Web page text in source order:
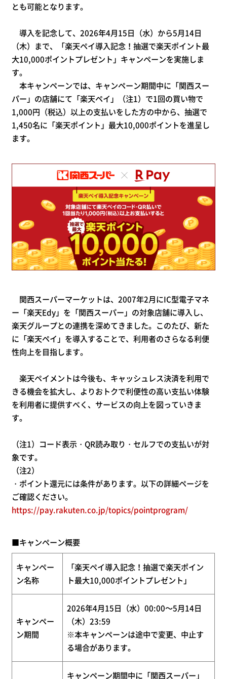
とも可能となります。
導入を記念して、2026年4月15日（水）から5月14日
（木）まで、「楽天ペイ導入記念！抽選で楽天ポイント最
大10,000ポイントプレゼント」キャンペーンを実施しま
す。
本キャンペーンでは、キャンペーン期間中に「関西スー
パー」の店舗にて「楽天ペイ」（注1）で1回の買い物で
1,000円（税込）以上の支払いをした方の中から、抽選で
1,450名に「楽天ポイント」最大10,000ポイントを進呈し
ます。
関西スーパーマーケットは、2007年2月にIC型電子マネ
ー「楽天Edy」を「関西スーパー」の対象店舗に導入し、
楽天グループとの連携を深めてきました。このたび、新た
に「楽天ペイ」を導入することで、利用者のさらなる利便
性向上を目指します。
楽天ペイメントは今後も、キャッシュレス決済を利用で
きる機会を拡大し、よりおトクで利便性の高い支払い体験
を利用者に提供すべく、サービスの向上を図っていきま
す。
（注1）コード表示・QR読み取り・セルフでの支払いが対
象です。
（注2）
・ポイント還元には条件があります。以下の詳細ページを
ご確認ください。
https://pay.rakuten.co.jp/topics/pointprogram/
■キャンペーン概要
キャンペー
ン名称
「楽天ペイ導入記念！抽選で楽天ポイン
ト最大10,000ポイントプレゼント」
キャンペー
ン期間
2026年4月15日（水）00:00～5月14日
（木）23:59
※本キャンペーンは途中で変更、中止す
る場合があります。
キャンペーン期間中に「関西スーパー」